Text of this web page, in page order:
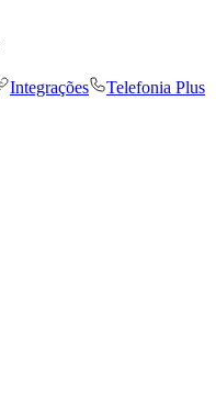
Integrações
Telefonia Plus